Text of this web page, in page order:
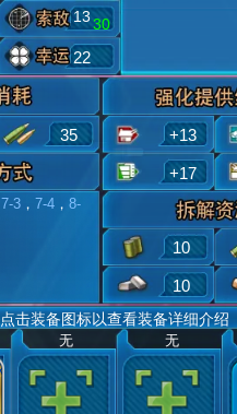
1330
22
35 +13
+17
10
10
点击装备图标以查看装备详细介绍
无 无
7-3 ， 7-4 ， 8-